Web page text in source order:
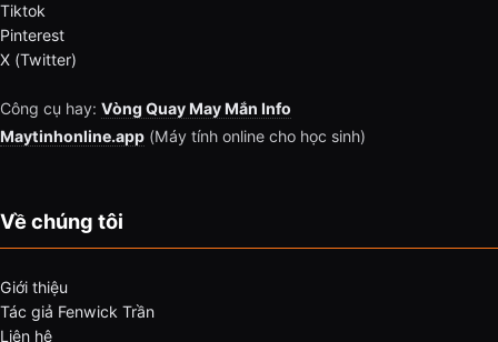
Tiktok
Pinterest
X (Twitter)
Công cụ hay: Vòng Quay May Mắn Info
Maytinhonline.app (Máy tính online cho học sinh)
Về chúng tôi
Giới thiệu
Tác giả Fenwick Trần
Liên hệ